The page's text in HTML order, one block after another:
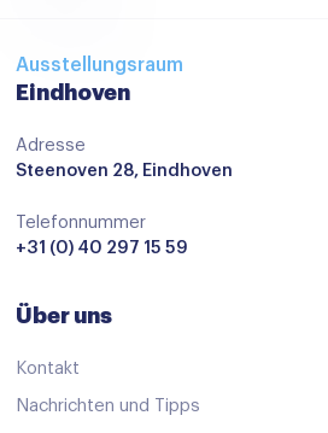
Stuurbekrachtiging
Stuur verstelbaar
Virtual cockpit
Voorstoelen in hoogte verstelbaar
Ausstellungsraum
Eindhoven
Adresse
Steenoven 28, Eindhoven
Telefonnummer
+31 (0) 40 297 15 59
Über uns
Kontakt
Nachrichten und Tipps